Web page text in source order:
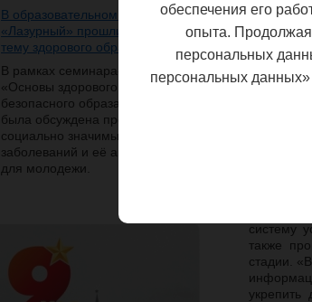
В образовательном центре
«Лазурный» прошли беседы на
тему здорового образа жизни
В рамках семинара-беседы
«Основы здорового и
безопасного образа жизни»
была обсуждена проблема
социально значимых
заболеваний и её актуальность
для молодежи.
В то
первой
Общая
систему
также
стадии.
укрепить
обеспечения его
опыта. Продолжая
персональных
персональных